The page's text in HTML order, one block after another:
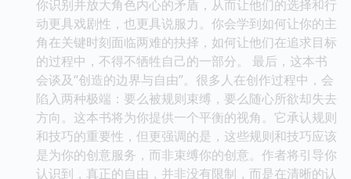
你识别并放大角色内心的矛盾，从而让他们的选择和行
动更具戏剧性，也更具说服力。你会学到如何让你的主
角在关键时刻面临两难的抉择，如何让他们在追求目标
的过程中，不得不牺牲自己的一部分。 最后，这本书
会谈及“创造的边界与自由”。很多人在创作过程中，会
陷入两种极端：要么被规则束缚，要么随心所欲却失去
方向。这本书将为你提供一个平衡的视角。它承认规则
和技巧的重要性，但更强调的是，这些规则和技巧应该
是为你的创意服务，而非束缚你的创意。作者将引导你
认识到，真正的自由，并非没有限制，而是在清晰的认